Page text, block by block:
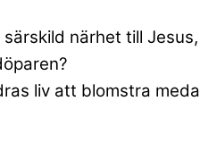
närhet till
liv att blomstra